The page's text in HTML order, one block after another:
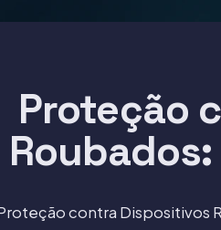
Proteção
contra Dispositivos